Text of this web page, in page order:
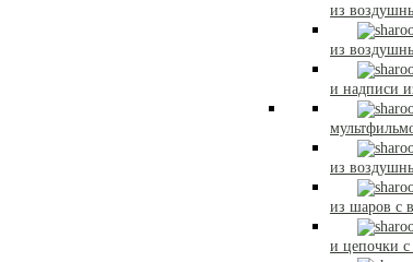
из
из
и надписи
из
из шаров с
и цепочки с